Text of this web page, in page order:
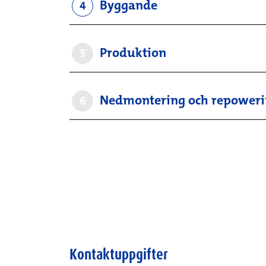
4 Byggande
5 Produktion
6 Nedmontering och
Kontaktuppgifter